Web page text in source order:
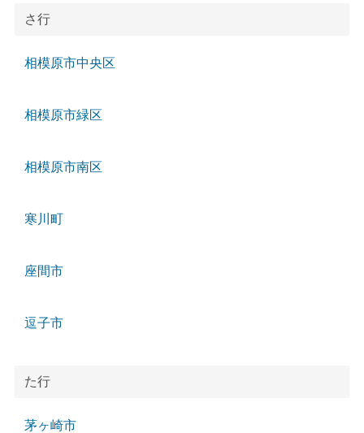
さ行
相模原市中央区
相模原市緑区
相模原市南区
寒川町
座間市
逗子市
た行
茅ヶ崎市